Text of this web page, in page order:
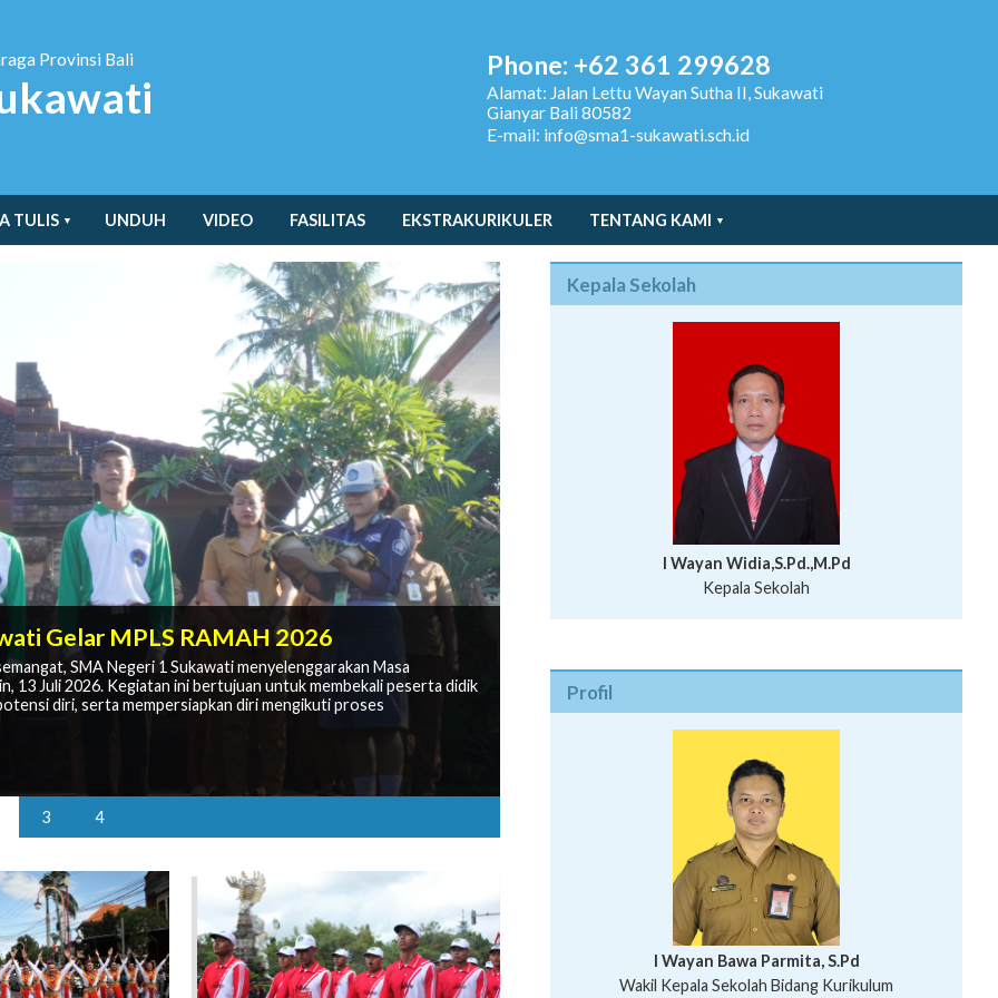
Provinsi Bali Phone: +62 361 299628
Alamat: Jalan Lettu Wayan Sutha II, Sukawati
Gianyar Bali 80582
E-mail: info@sma1-sukawati.sch.id
TULIS UNDUH VIDEO FASILITAS EKSTRAKURIKULER TENTANG KAMI
Semangat Kebersamaan
1 Sukawati yang dilaksanakan pada Jumat, 17 Juli 2026.
membangun semangat berprestasi dan karakter unggul di
Gelar MPLS RAMAH 2026
SMA Negeri 1 Sukawati menyelenggarakan Masa
13 Juli 2026. Kegiatan ini bertujuan untuk membekali peserta didik
diri, serta mempersiapkan diri mengikuti proses
1 Sukawati
dinyatakan diterima melalui Sistem Penerimaan Murid Baru
Kembali Bersekolah untuk Meraih Masa
SMA membuka kesempatan bagi masyarakat untuk melanjutkan
1 Sukawati sebagai sekolah induk penyelenggara di Provinsi
3 4
Kepala Sekolah
I Wayan Widia,S.Pd.,M.Pd
Kepala Sekolah
Profil
I Wayan Bawa Parmita, S.Pd
Wakil Kepala Sekolah Bidang Kurikulum
I Wayan Gede Aditya Pratita, S.Pd., M.Sn
Ni Wayan Nopi Sutantri, S.Pd.